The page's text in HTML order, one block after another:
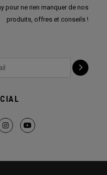
pour ne rien manquer de nos
produits, offres et conseils !